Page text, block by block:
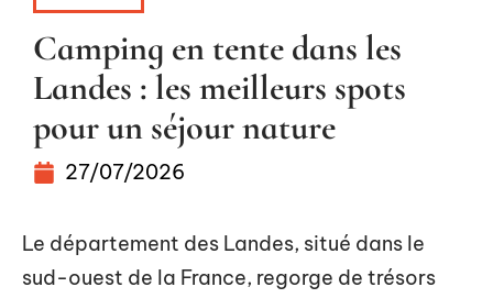
Camping en tente dans les
Landes : les meilleurs spots
pour un séjour nature
27/07/2026
Le département des Landes, situé dans le
sud-ouest de la France, regorge de trésors